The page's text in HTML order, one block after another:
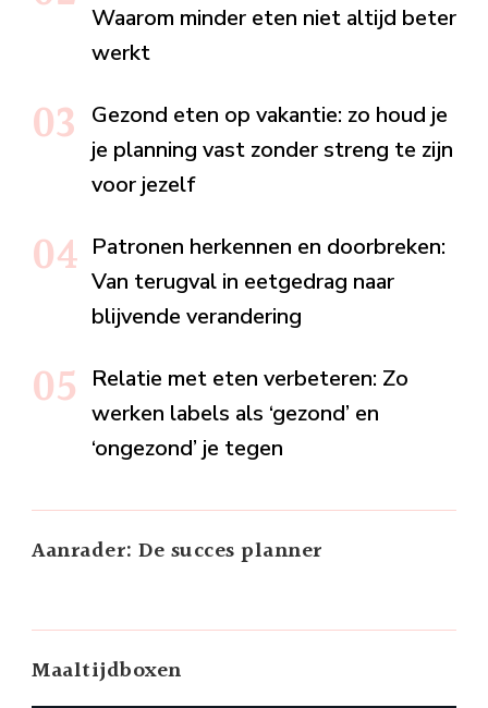
Waarom minder eten niet altijd beter
werkt
Gezond eten op vakantie: zo houd je
je planning vast zonder streng te zijn
voor jezelf
Patronen herkennen en doorbreken:
Van terugval in eetgedrag naar
blijvende verandering
Relatie met eten verbeteren: Zo
werken labels als ‘gezond’ en
‘ongezond’ je tegen
Aanrader: De succes planner
Maaltijdboxen